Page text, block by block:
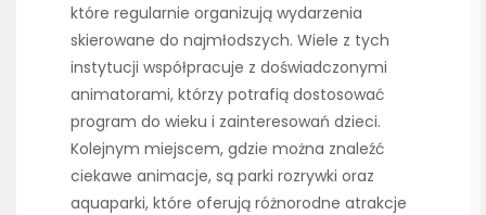
które regularnie organizują wydarzenia
skierowane do najmłodszych. Wiele z tych
instytucji współpracuje z doświadczonymi
animatorami, którzy potrafią dostosować
program do wieku i zainteresowań dzieci.
Kolejnym miejscem, gdzie można znaleźć
ciekawe animacje, są parki rozrywki oraz
aquaparki, które oferują różnorodne atrakcje